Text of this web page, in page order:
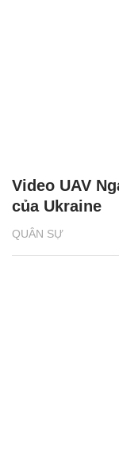
QUÂN SỰ
Video UAV
của Ukraine